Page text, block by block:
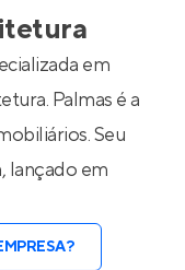
em
Palmas é a
Seu
, lançado em